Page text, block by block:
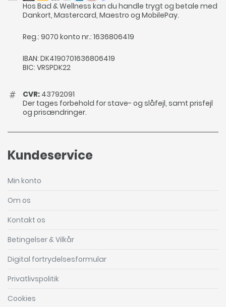
Hos Bad & Wellness kan du handle trygt og betale med
Dankort, Mastercard, Maestro og MobilePay.
Reg.: 9070 konto nr.: 1636806419
IBAN: DK4190701636806419
BIC: VRSPDK22
CVR: 43792091
Der tages forbehold for stave- og slåfejl, samt prisfejl
og prisændringer.
Kundeservice
Min konto
Om os
Kontakt os
Betingelser & Vilkår
Digital fortrydelsesformular
Privatlivspolitik
Cookies